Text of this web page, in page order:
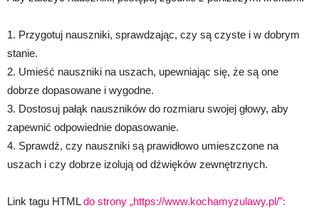
1. Przygotuj nauszniki, sprawdzając, czy są czyste i w dobrym
stanie.
2. Umieść nauszniki na uszach, upewniając się, że są one
dobrze dopasowane i wygodne.
3. Dostosuj pałąk nauszników do rozmiaru swojej głowy, aby
zapewnić odpowiednie dopasowanie.
4. Sprawdź, czy nauszniki są prawidłowo umieszczone na
uszach i czy dobrze izolują od dźwięków zewnętrznych.
Link tagu HTMLdo strony „https://www.kochamyzulawy.pl/”: